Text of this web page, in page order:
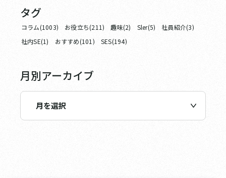
タグ
コラム(1003) お役立ち(211) 趣味(2) Sler(5)
社員紹介(3)
社内SE(1)
おすすめ(101) SES(194)
月別アーカイブ